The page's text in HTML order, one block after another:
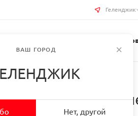
Геленджик
подложкой в г. Геленджик
подложкой в г.
ВАШ ГОРОД
Нет, другой